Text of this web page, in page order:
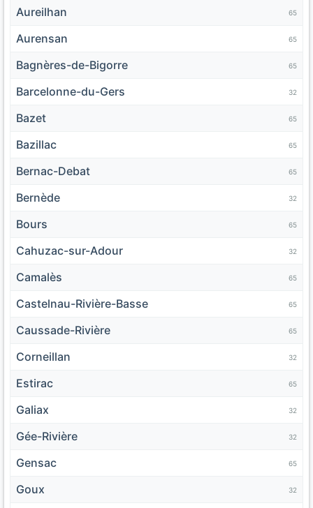
Aureilhan 65
Aurensan 65
Bagnères-de-Bigorre 65
Barcelonne-du-Gers 32
Bazet 65
Bazillac 65
Bernac-Debat 65
Bernède 32
Bours 65
Cahuzac-sur-Adour 32
Camalès 65
Castelnau-Rivière-Basse 65
Caussade-Rivière 65
Corneillan 32
Estirac 65
Galiax 32
Gée-Rivière 32
Gensac 65
Goux 32